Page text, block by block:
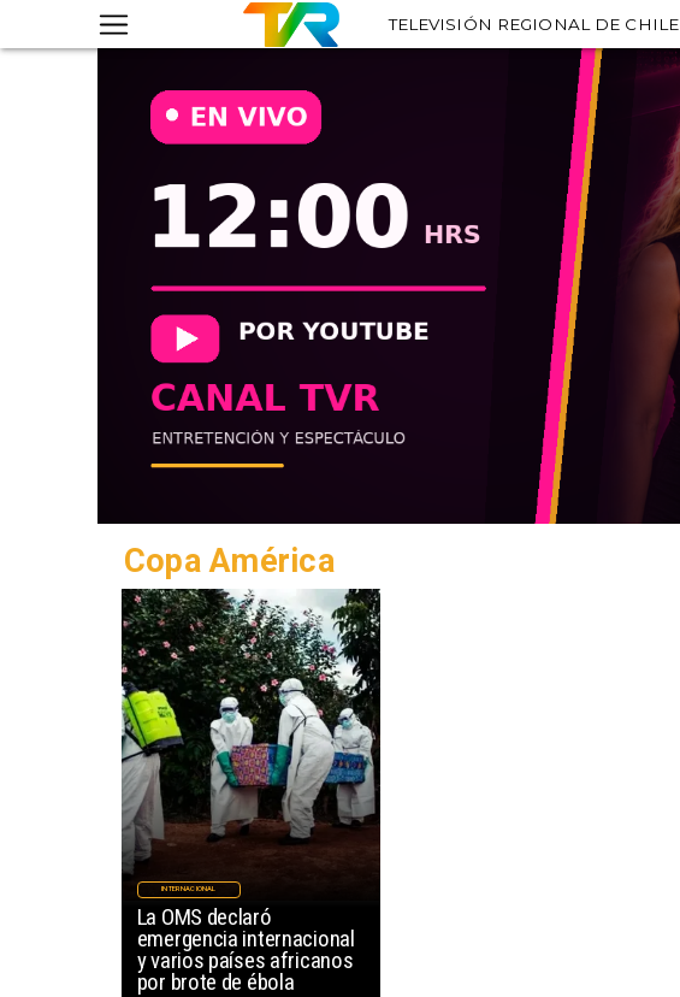
TELEVISIÓN REGIONAL DE CHILE
Copa América
La OMS declaró
emergencia internacional
y varios países africanos
por brote de ébola
INTERNACIONAL